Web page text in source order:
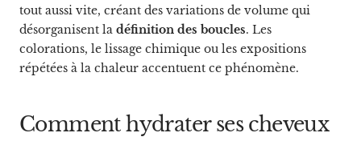
tout aussi vite, créant des variations de volume qui
désorganisent la définition des boucles. Les
colorations, le lissage chimique ou les expositions
répétées à la chaleur accentuent ce phénomène.
Comment hydrater ses cheveux